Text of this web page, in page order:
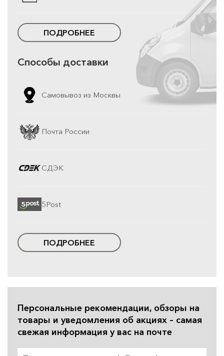
ПОДРОБНЕЕ
Способы доставки
Самовывоз из Москвы
Почта России
СДЭК
5Post
ПОДРОБНЕЕ
Персональные рекомендации, обзоры на
товары и уведомления об акциях – самая
свежая информация у вас на почте